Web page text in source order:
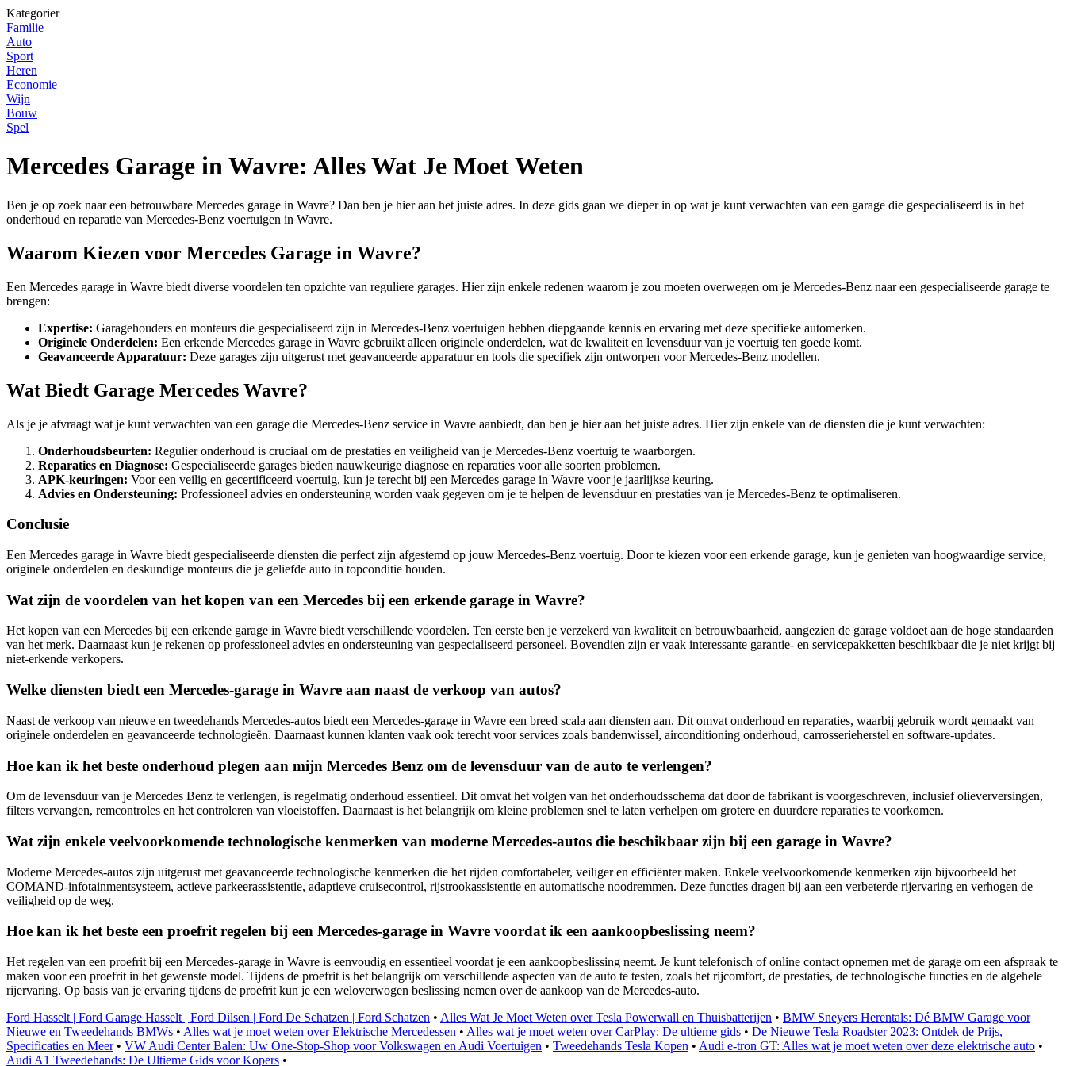
Kategorier
Familie
Auto
Sport
Heren
Economie
Wijn
Bouw
Spel
Mercedes Garage in Wavre: Alles Wat Je Moet Weten
Ben je op zoek naar een betrouwbare Mercedes garage in Wavre? Dan ben je hier aan het juiste adres. In deze gids gaan we dieper in op wat je kunt verwachten van een garage die gespecialiseerd is in het
onderhoud en reparatie van Mercedes-Benz voertuigen in Wavre.
Waarom Kiezen voor Mercedes Garage in Wavre?
Een Mercedes garage in Wavre biedt diverse voordelen ten opzichte van reguliere garages. Hier zijn enkele redenen waarom je zou moeten overwegen om je Mercedes-Benz naar een gespecialiseerde garage te
brengen:
Expertise: Garagehouders en monteurs die gespecialiseerd zijn in Mercedes-Benz voertuigen hebben diepgaande kennis en ervaring met deze specifieke automerken.
Originele Onderdelen: Een erkende Mercedes garage in Wavre gebruikt alleen originele onderdelen, wat de kwaliteit en levensduur van je voertuig ten goede komt.
Geavanceerde Apparatuur: Deze garages zijn uitgerust met geavanceerde apparatuur en tools die specifiek zijn ontworpen voor Mercedes-Benz modellen.
Wat Biedt Garage Mercedes Wavre?
Als je je afvraagt wat je kunt verwachten van een garage die Mercedes-Benz service in Wavre aanbiedt, dan ben je hier aan het juiste adres. Hier zijn enkele van de diensten die je kunt verwachten:
Onderhoudsbeurten: Regulier onderhoud is cruciaal om de prestaties en veiligheid van je Mercedes-Benz voertuig te waarborgen.
Reparaties en Diagnose: Gespecialiseerde garages bieden nauwkeurige diagnose en reparaties voor alle soorten problemen.
APK-keuringen: Voor een veilig en gecertificeerd voertuig, kun je terecht bij een Mercedes garage in Wavre voor je jaarlijkse keuring.
Advies en Ondersteuning: Professioneel advies en ondersteuning worden vaak gegeven om je te helpen de levensduur en prestaties van je Mercedes-Benz te optimaliseren.
Conclusie
Een Mercedes garage in Wavre biedt gespecialiseerde diensten die perfect zijn afgestemd op jouw Mercedes-Benz voertuig. Door te kiezen voor een erkende garage, kun je genieten van hoogwaardige service,
originele onderdelen en deskundige monteurs die je geliefde auto in topconditie houden.
Wat zijn de voordelen van het kopen van een Mercedes bij een erkende garage in Wavre?
Het kopen van een Mercedes bij een erkende garage in Wavre biedt verschillende voordelen. Ten eerste ben je verzekerd van kwaliteit en betrouwbaarheid, aangezien de garage voldoet aan de hoge standaarden
van het merk. Daarnaast kun je rekenen op professioneel advies en ondersteuning van gespecialiseerd personeel. Bovendien zijn er vaak interessante garantie- en servicepakketten beschikbaar die je niet krijgt bij
niet-erkende verkopers.
Welke diensten biedt een Mercedes-garage in Wavre aan naast de verkoop van autos?
Naast de verkoop van nieuwe en tweedehands Mercedes-autos biedt een Mercedes-garage in Wavre een breed scala aan diensten aan. Dit omvat onderhoud en reparaties, waarbij gebruik wordt gemaakt van
originele onderdelen en geavanceerde technologieën. Daarnaast kunnen klanten vaak ook terecht voor services zoals bandenwissel, airconditioning onderhoud, carrosserieherstel en software-updates.
Hoe kan ik het beste onderhoud plegen aan mijn Mercedes Benz om de levensduur van de auto te verlengen?
Om de levensduur van je Mercedes Benz te verlengen, is regelmatig onderhoud essentieel. Dit omvat het volgen van het onderhoudsschema dat door de fabrikant is voorgeschreven, inclusief olieverversingen,
filters vervangen, remcontroles en het controleren van vloeistoffen. Daarnaast is het belangrijk om kleine problemen snel te laten verhelpen om grotere en duurdere reparaties te voorkomen.
Wat zijn enkele veelvoorkomende technologische kenmerken van moderne Mercedes-autos die beschikbaar zijn bij een garage in Wavre?
Moderne Mercedes-autos zijn uitgerust met geavanceerde technologische kenmerken die het rijden comfortabeler, veiliger en efficiënter maken. Enkele veelvoorkomende kenmerken zijn bijvoorbeeld het
COMAND-infotainmentsysteem, actieve parkeerassistentie, adaptieve cruisecontrol, rijstrookassistentie en automatische noodremmen. Deze functies dragen bij aan een verbeterde rijervaring en verhogen de
veiligheid op de weg.
Hoe kan ik het beste een proefrit regelen bij een Mercedes-garage in Wavre voordat ik een aankoopbeslissing neem?
Het regelen van een proefrit bij een Mercedes-garage in Wavre is eenvoudig en essentieel voordat je een aankoopbeslissing neemt. Je kunt telefonisch of online contact opnemen met de garage om een afspraak te
maken voor een proefrit in het gewenste model. Tijdens de proefrit is het belangrijk om verschillende aspecten van de auto te testen, zoals het rijcomfort, de prestaties, de technologische functies en de algehele
rijervaring. Op basis van je ervaring tijdens de proefrit kun je een weloverwogen beslissing nemen over de aankoop van de Mercedes-auto.
Ford Hasselt | Ford Garage Hasselt | Ford Dilsen | Ford De Schatzen | Ford Schatzen • Alles Wat Je Moet Weten over Tesla Powerwall en Thuisbatterijen • BMW Sneyers Herentals: Dé BMW Garage voor
Nieuwe en Tweedehands BMWs • Alles wat je moet weten over Elektrische Mercedessen • Alles wat je moet weten over CarPlay: De ultieme gids • De Nieuwe Tesla Roadster 2023: Ontdek de Prijs,
Specificaties en Meer• VW Audi Center Balen: Uw One-Stop-Shop voor Volkswagen en Audi Voertuigen • Tweedehands Tesla Kopen • Audi e-tron GT: Alles wat je moet weten over deze elektrische auto •
Audi A1 Tweedehands: De Ultieme Gids voor Kopers •